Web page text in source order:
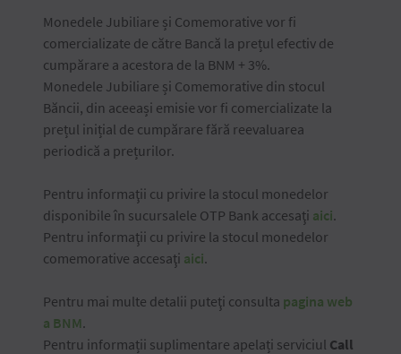
Monedele Jubiliare și Comemorative vor fi
comercializate de către Bancă la prețul efectiv de
cumpărare a acestora de la BNM + 3%.
Monedele Jubiliare și Comemorative din stocul
Băncii, din aceeași emisie vor fi comercializate la
prețul inițial de cumpărare fără reevaluarea
periodică a prețurilor.
Pentru informaţii cu privire la stocul monedelor
disponibile în sucursalele OTP Bank accesaţi aici.
Pentru informaţii cu privire la stocul monedelor
comemorative accesaţi aici.
Pentru mai multe detalii puteţi consulta pagina web
a BNM.
Pentru informații suplimentare apelați serviciul Call